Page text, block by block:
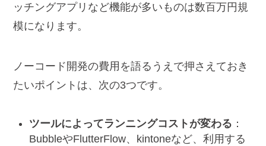
ッチングアプリなど機能が多いものは数百万円規
模になります。
ノーコード開発の費用を語るうえで押さえておき
たいポイントは、次の3つです。
ツールによってランニングコストが変わる ：
BubbleやFlutterFlow、kintoneなど、利用する